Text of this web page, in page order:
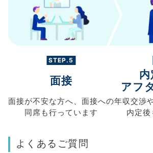
STEP.5
面接
面接が不安な方へ、 面接への
同席も行っています
アフ
年収交渉
内定
よくあるご質問